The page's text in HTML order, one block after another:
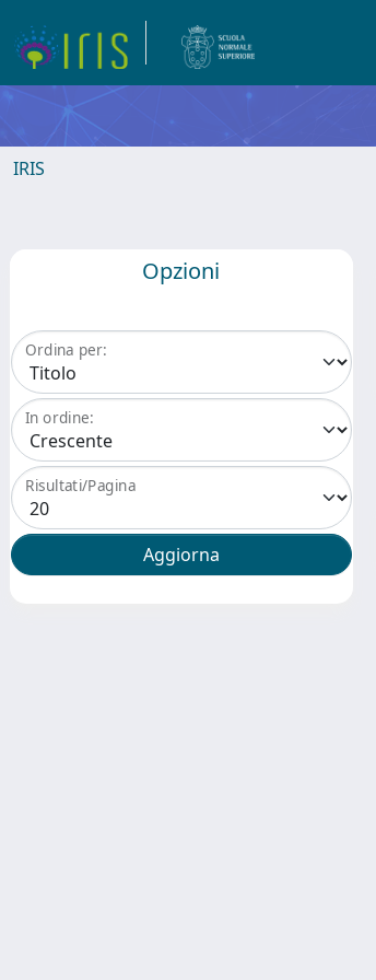
IRIS
Opzioni
Ordina per:
In ordine:
Risultati/Pagina